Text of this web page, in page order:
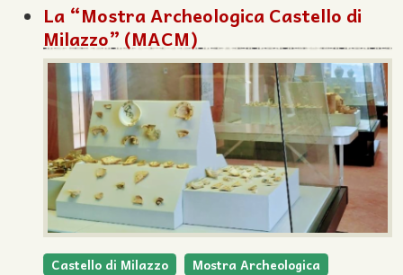
La “Mostra Archeologica Castello di
Milazzo” (MACM)
Castello di Milazzo Mostra Archeologica